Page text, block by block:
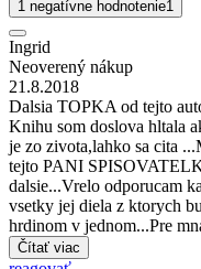
1 negatívne hodnotenie1
Ingrid
Neoverený nákup
21.8.2018
Dalsia TOPKA od tejto
Knihu som doslova hltala
je zo zivota,lahko sa cita
tejto PANI
dalsie...Vrelo odporucam
vsetky jej diela z ktorych
hrdinom v jednom...Pre
Čítať viac